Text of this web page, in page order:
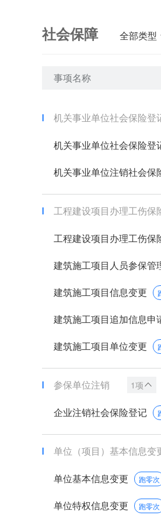
社会保障 全部类型
事项名称
机关事业单位社会保险登
机关事业单位社会保险登
机关事业单位注销社会保
工程建设项目办理工伤保
工程建设项目办理工伤保
建筑施工项目人员参保管
建筑施工项目信息变更
建筑施工项目追加信息申
建筑施工项目单位变更
参保单位注销 1项
企业注销社会保险登记
单位（项目）基本信息变
单位基本信息变更 跑零次
单位特权信息变更 跑零次